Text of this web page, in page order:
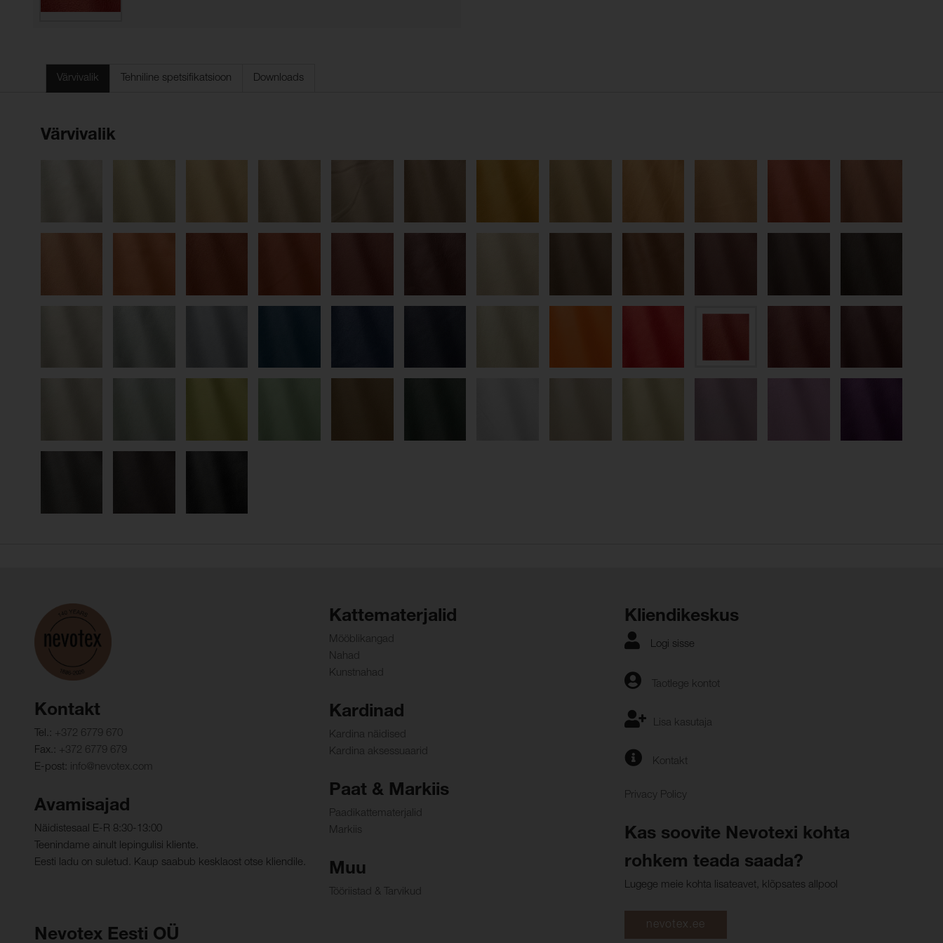
Värvivalik Tehniline spetsifikatsioon Downloads
Värvivalik
Kontakt
Tel.: +372 6779 670
Fax.: +372 6779 679
E-post: info@nevotex.com
Avamisajad
Näidistesaal E-R 8:30-13:00
Teenindame ainult lepingulisi kliente.
Eesti ladu on suletud. Kaup saabub kesklaost otse kliendile.
Nevotex Eesti OÜ
Kattematerjalid
Mööblikangad
Nahad
Kunstnahad
Kardinad
Kardina näidised
Kardina aksessuaarid
Paat & Markiis
Paadikattematerjalid
Markiis
Muu
Tööriistad & Tarvikud
Kliendikeskus
Logi sisse
Taotlege kontot
Lisa kasutaja
Kontakt
Privacy Policy
Kas soovite Nevotexi kohta
rohkem teada saada?
Lugege meie kohta lisateavet, klõpsates allpool
nevotex.ee